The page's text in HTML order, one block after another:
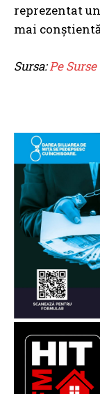
reprezentat
mai
Sursa:Pe Surse